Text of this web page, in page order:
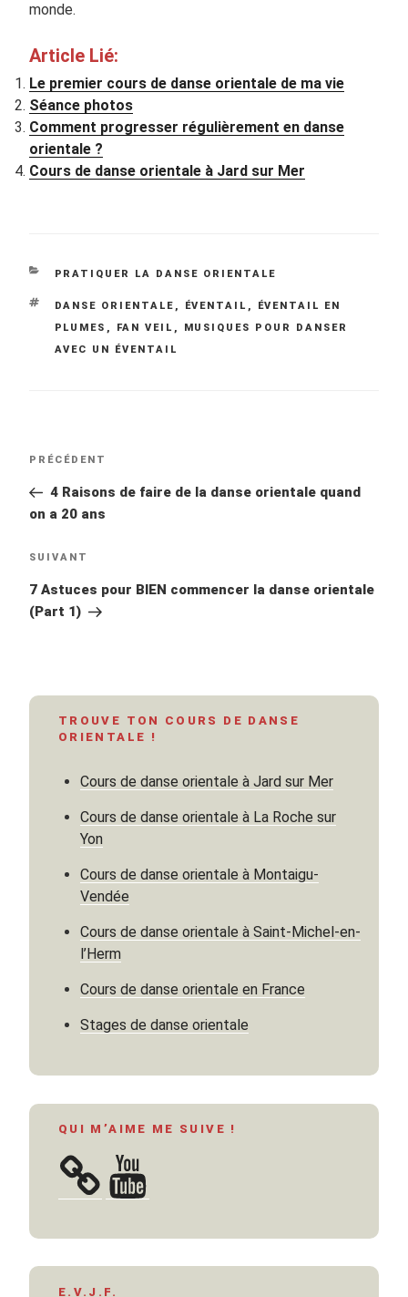
monde.
Article Lié:
Le premier cours de danse orientale de ma vie
Séance photos
Comment progresser régulièrement en danse
orientale ?
Cours de danse orientale à Jard sur Mer
CATÉGORIES
PRATIQUER LA DANSE ORIENTALE
ÉTIQUETTES
DANSE ORIENTALE , ÉVENTAIL ,
ÉVENTAIL EN
PLUMES , FAN VEIL ,
MUSIQUES POUR DANSER
AVEC UN ÉVENTAIL
l’article
Article
PRÉCÉDENT
4 Raisons de faire de la danse orientale quand
on a 20 ans
Article
SUIVANT
7 Astuces pour BIEN commencer la danse orientale
(Part 1)
TROUVE TON COURS DE DANSE
ORIENTALE !
Cours de danse orientale à Jard sur Mer
Cours de danse orientale à La Roche sur
Yon
Cours de danse orientale à Montaigu-
Vendée
Cours de danse orientale à Saint-Michel-en-
l’Herm
Cours de danse orientale en France
Stages de danse orientale
QUI M’AIME ME SUIVE !
YouTube
E.V.J.F.